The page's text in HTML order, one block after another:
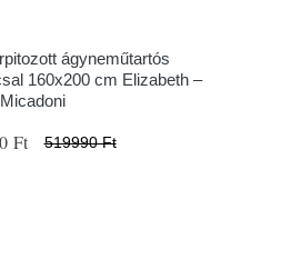
ágyneműtartós
160x200 cm Elizabeth –
Micadoni
Ft 519990 Ft